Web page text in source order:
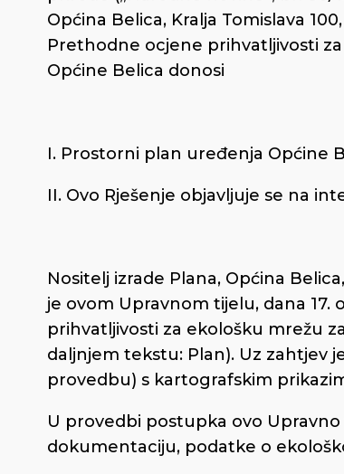
Općina Belica, Kralja Tomislava
Prethodne ocjene prihvatljivosti
Općine Belica donosi
I. Prostorni plan uređenja Općine
II. Ovo Rješenje objavljuje se na
Nositelj izrade Plana, Općina
je ovom Upravnom tijelu, dana 17.
prihvatljivosti za ekološku mrežu
daljnjem tekstu: Plan). Uz zahtjev
provedbu) s kartografskim
U provedbi postupka ovo
dokumentaciju, podatke o